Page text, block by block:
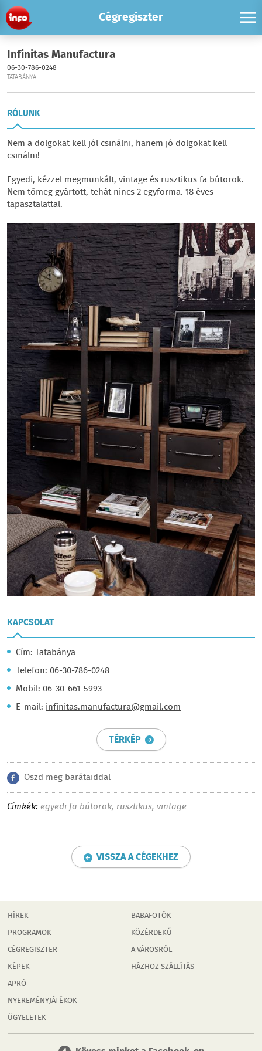
Cégregiszter
Infinitas Manufactura
06-30-786-0248
TATABÁNYA
RÓLUNK
Nem a dolgokat kell jól csinálni, hanem jó dolgokat kell
csinálni!
Egyedi, kézzel megmunkált, vintage és rusztikus fa bútorok.
Nem tömeg gyártott, tehát nincs 2 egyforma. 18 éves
tapasztalattal.
KAPCSOLAT
Cím: Tatabánya
Telefon: 06-30-786-0248
Mobil: 06-30-661-5993
E-mail: infinitas.manufactura@gmail.com
TÉRKÉP
Oszd meg barátaiddal
Címkék: egyedi fa bútorok, rusztikus, vintage
VISSZA A CÉGEKHEZ
HÍREK
PROGRAMOK
CÉGREGISZTER
KÉPEK
APRÓ
NYEREMÉNYJÁTÉKOK
ÜGYELETEK
BABAFOTÓK
KÖZÉRDEKŰ
A VÁROSRÓL
HÁZHOZ SZÁLLÍTÁS